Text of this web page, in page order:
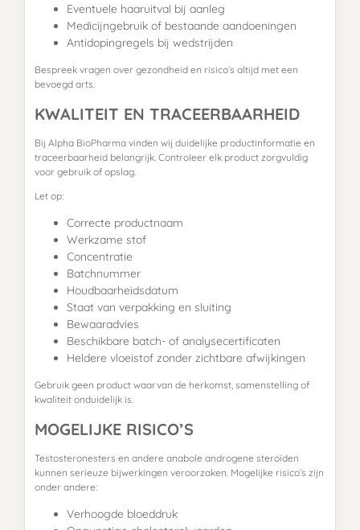
Eventuele haaruitval bij aanleg
Medicijngebruik of bestaande aandoeningen
Antidopingregels bij wedstrijden
Bespreek vragen over gezondheid en risico’s altijd met een
bevoegd arts.
KWALITEIT EN TRACEERBAARHEID
Bij Alpha BioPharma vinden wij duidelijke productinformatie en
traceerbaarheid belangrijk. Controleer elk product zorgvuldig
voor gebruik of opslag.
Let op:
Correcte productnaam
Werkzame stof
Concentratie
Batchnummer
Houdbaarheidsdatum
Staat van verpakking en sluiting
Bewaaradvies
Beschikbare batch- of analysecertificaten
Heldere vloeistof zonder zichtbare afwijkingen
Gebruik geen product waarvan de herkomst, samenstelling of
kwaliteit onduidelijk is.
MOGELIJKE RISICO’S
Testosteronesters en andere anabole androgene steroïden
kunnen serieuze bijwerkingen veroorzaken. Mogelijke risico’s zijn
onder andere:
Verhoogde bloeddruk